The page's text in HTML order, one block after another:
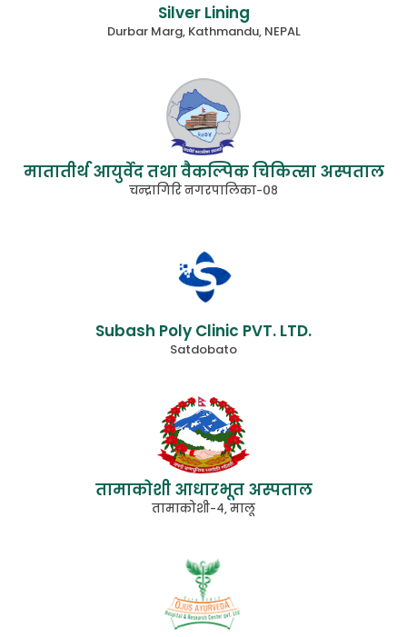
Silver Lining
Durbar Marg, Kathmandu, NEPAL
मातातीर्थ आयुर्वेद तथा वैकल्पिक चिकित्सा अस्पताल
चन्द्रागिरि नगरपालिका-०८
Subash Poly Clinic PVT. LTD.
Satdobato
तामाकोशी आधारभूत अस्पताल
तामाकोशी-४, मालू